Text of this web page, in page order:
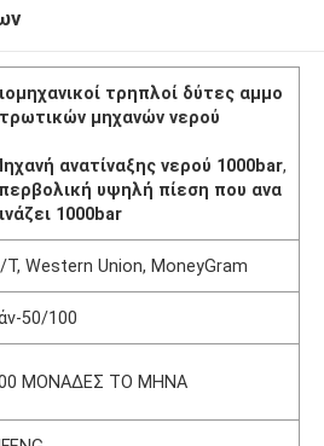
τρηπλοί δύτες αμμο
μηχανών νερού
ανατίναξης νερού 1000bar,
υψηλή πίεση που ανα
1000bar
T, Western Union, MoneyGram
50/100
ΜΟΝΑΔΕΣ ΤΟ ΜΗΝΑ